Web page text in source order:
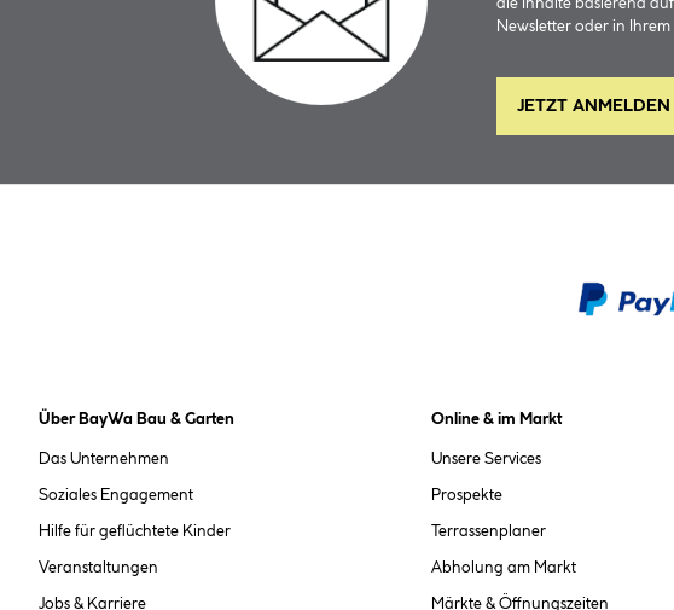
die Inhalte basierend
Newsletter oder in
JETZT ANMELDEN
Über BayWa Bau & Garten
Das Unternehmen
Soziales Engagement
Hilfe für geflüchtete Kinder
Veranstaltungen
Jobs & Karriere
Online & im Markt
Unsere Services
Prospekte
Terrassenplaner
Abholung am Markt
Märkte & Öffnungszeiten